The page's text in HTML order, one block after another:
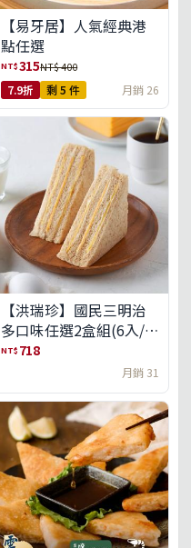
【易牙居】人氣經典港
點任選
NT$315NT$ 400
7.9折 剩 5 件 月銷 26
【洪瑞珍】國民三明治
多口味任選2盒組(6入/
盒)(免運)
NT$ 718
月銷 31